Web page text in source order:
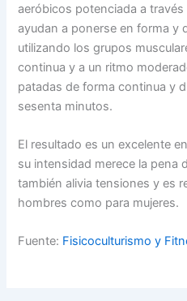
aeróbicos potenciada a
ayudan a ponerse en forma y
utilizando los grupos
continua y a un ritmo
patadas de forma continua y
sesenta minutos.
El resultado es un excelente
su intensidad merece la pena
también alivia tensiones y es
hombres como para mujeres.
Fuente: Fisicoculturismo y